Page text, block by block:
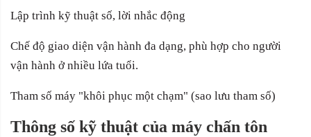
Lập trình kỹ thuật số, lời nhắc động
Chế độ giao diện vận hành đa dạng, phù hợp cho người
vận hành ở nhiều lứa tuổi.
Tham số máy "khôi phục một chạm" (sao lưu tham số)
Thông số kỹ thuật của máy chấn tôn